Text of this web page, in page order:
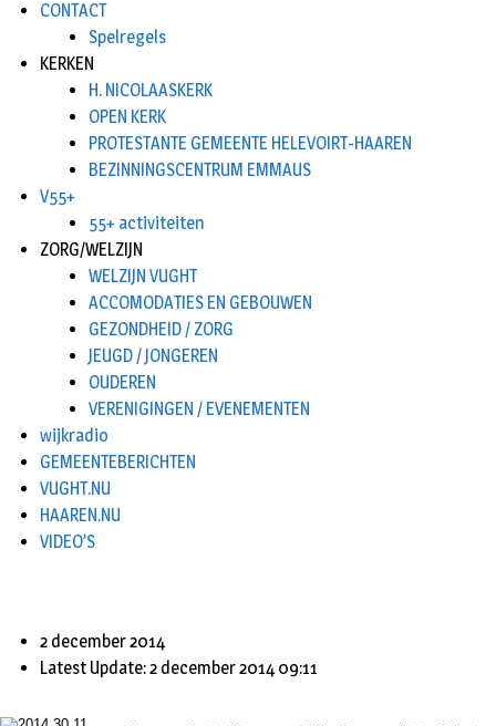
CONTACT
Spelregels
KERKEN
H. NICOLAASKERK
OPEN KERK
PROTESTANTE GEMEENTE HELEVOIRT-HAAREN
BEZINNINGSCENTRUM EMMAUS
V55+
55+ activiteiten
ZORG/WELZIJN
WELZIJN VUGHT
ACCOMODATIES EN GEBOUWEN
GEZONDHEID / ZORG
JEUGD / JONGEREN
OUDEREN
VERENIGINGEN / EVENEMENTEN
wijkradio
GEMEENTEBERICHTEN
VUGHT.NU
HAAREN.NU
VIDEO’S
2 december 2014
Latest Update: 2 december 2014 09:11